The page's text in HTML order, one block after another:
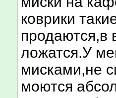
коврики
продаются,в
ложатся.У
мисками,не
моются